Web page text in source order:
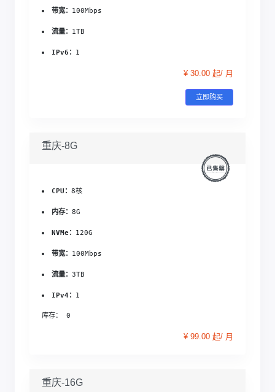
带宽： 100Mbps
流量： 1TB
IPv6： 1
¥ 30.00 起/ 月
立即购买
重庆-8G
CPU：8核
内存：8G
NVMe： 120G
带宽： 100Mbps
流量：3TB
IPv4： 1
库存： 0
¥ 99.00 起/ 月
重庆-16G